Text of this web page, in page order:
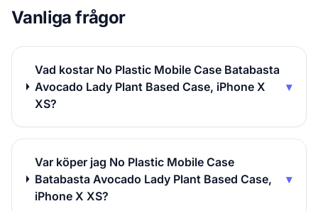
Vanliga frågor
Vad kostar No Plastic Mobile Case Batabasta
Avocado Lady Plant Based Case, iPhone X
XS?
▾
Var köper jag No Plastic Mobile Case
Batabasta Avocado Lady Plant Based Case,
iPhone X XS?
▾